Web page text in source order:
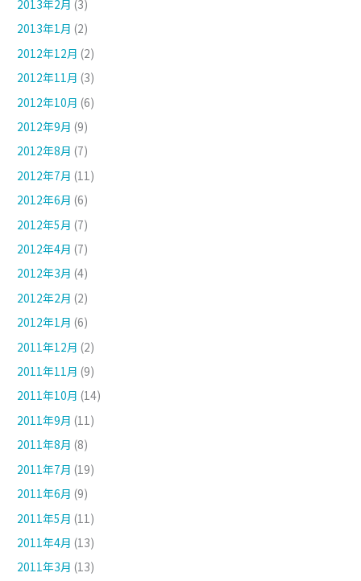
2013年2月 (3)
2013年1月 (2)
2012年12月 (2)
2012年11月 (3)
2012年10月 (6)
2012年9月 (9)
2012年8月 (7)
2012年7月 (11)
2012年6月 (6)
2012年5月 (7)
2012年4月 (7)
2012年3月 (4)
2012年2月 (2)
2012年1月 (6)
2011年12月 (2)
2011年11月 (9)
2011年10月 (14)
2011年9月 (11)
2011年8月 (8)
2011年7月 (19)
2011年6月 (9)
2011年5月 (11)
2011年4月 (13)
2011年3月 (13)